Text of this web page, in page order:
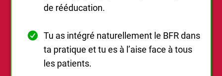
de rééducation.
Tu as intégré naturellement le BFR dans
ta pratique et tu es à l’aise face à tous
les patients.